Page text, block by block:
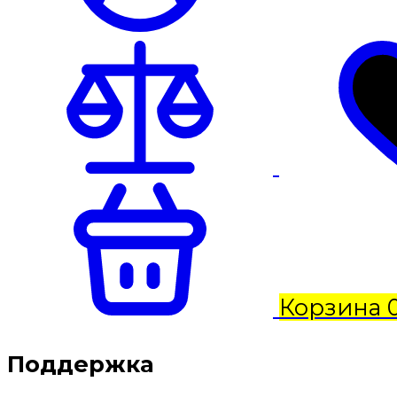
Корзина
Поддержка